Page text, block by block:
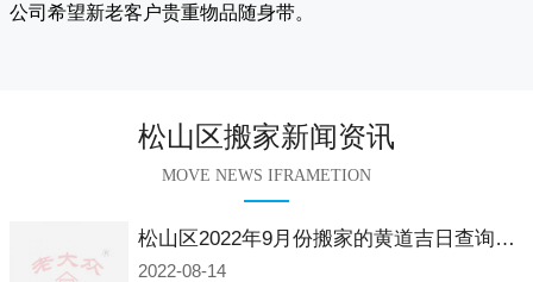
公司希望新老客户贵重物品随身带。
松山区搬家新闻资讯
MOVE NEWS IFRAMETION
松山区2022年9月份搬家的黄道吉日查询大全一览表哪天适合搬家好日子
2022-08-14